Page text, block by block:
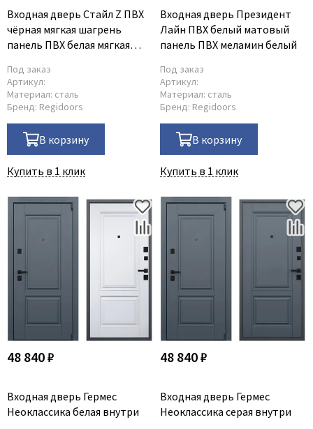
Входная дверь Стайл Z ПВХ
чёрная мягкая шагрень
панель ПВХ белая мягкая
Под заказ
Артикул:
Материал: сталь
Бренд: Regidoors
В корзину
Купить в 1 клик
Входная дверь Президент
Лайн ПВХ белый матовый
панель ПВХ меламин белый
Под заказ
Артикул:
Материал: сталь
Бренд: Regidoors
В корзину
Купить в 1 клик
48 840 ₽
Входная дверь Гермес
Неоклассика белая внутри
48 840 ₽
Входная дверь Гермес
Неоклассика серая внутри